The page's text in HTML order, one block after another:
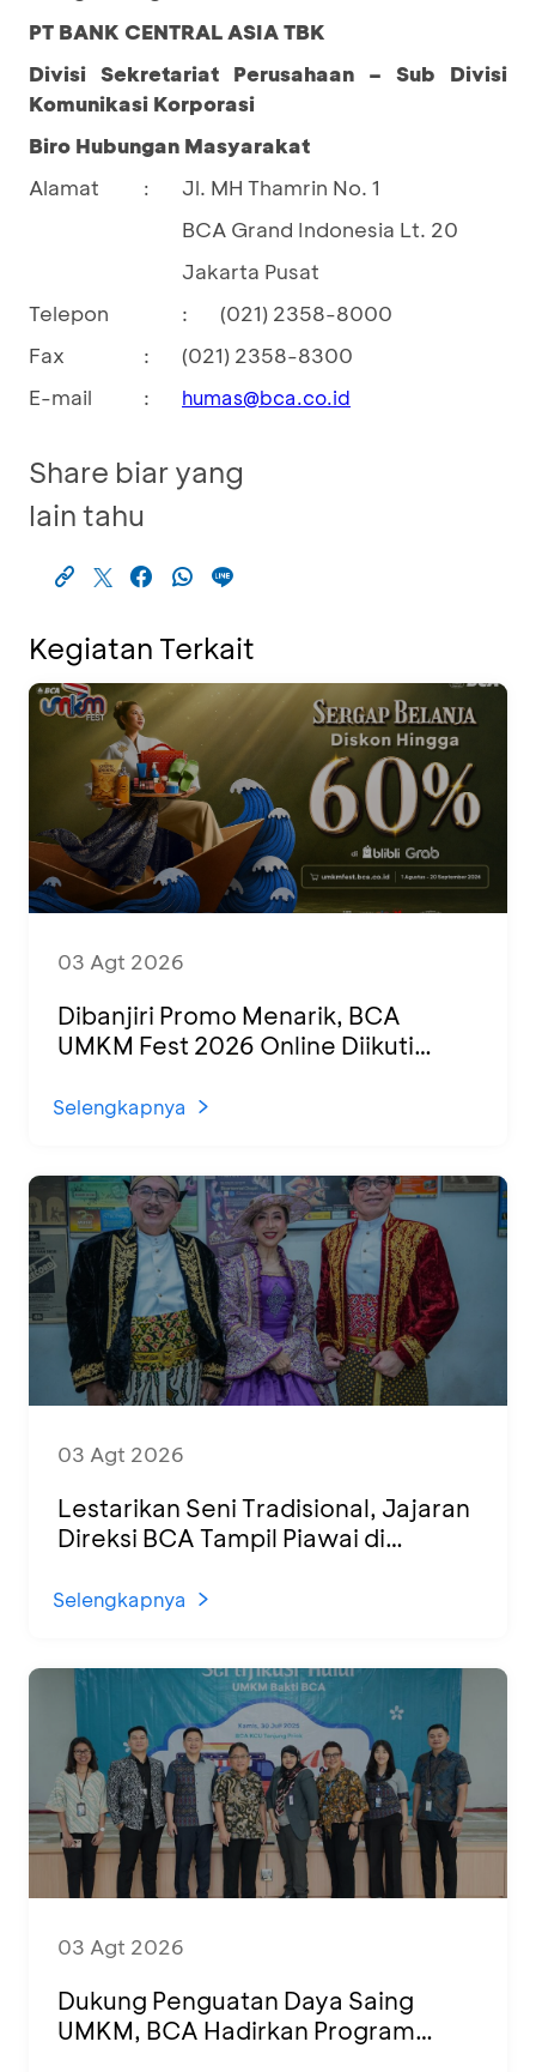
PT BANK CENTRAL ASIA TBK
Divisi Sekretariat Perusahaan – Sub Divisi
Komunikasi Korporasi
Biro Hubungan Masyarakat
Alamat
:
Jl. MH Thamrin No. 1
BCA Grand Indonesia Lt. 20
Jakarta Pusat
Telepon
:
(021) 2358-8000
Fax
:
(021) 2358-8300
E-mail
: humas@bca.co.id
Share biar yang
lain tahu
Kegiatan Terkait
03 Agt 2026
Dibanjiri Promo Menarik, BCA
UMKM Fest 2026 Online Diikuti
Selengkapnya
03 Agt 2026
Lestarikan Seni Tradisional, Jajaran
Direksi BCA Tampil Piawai di
Selengkapnya
03 Agt 2026
Dukung Penguatan Daya Saing
UMKM, BCA Hadirkan Program